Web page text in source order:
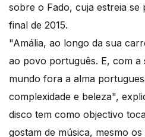
sobre o Fado, cuja estreia se
final de 2015.
"Amália, ao longo da sua
ao povo português. E, com
mundo fora a alma
complexidade e beleza",
disco tem como objectivo
gostam de música, mesmo